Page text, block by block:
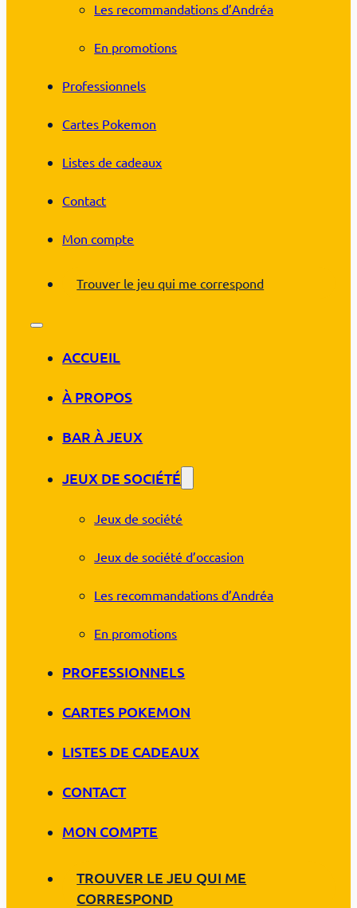
Les recommandations d’Andréa
En promotions
Professionnels
Cartes Pokemon
Listes de cadeaux
Contact
Mon compte
Trouver le jeu qui me correspond
ACCUEIL
À PROPOS
BAR À JEUX
JEUX DE SOCIÉTÉ
Jeux de société
Jeux de société d’occasion
Les recommandations d’Andréa
En promotions
PROFESSIONNELS
CARTES POKEMON
LISTES DE CADEAUX
CONTACT
MON COMPTE
TROUVER LE JEU QUI ME
CORRESPOND